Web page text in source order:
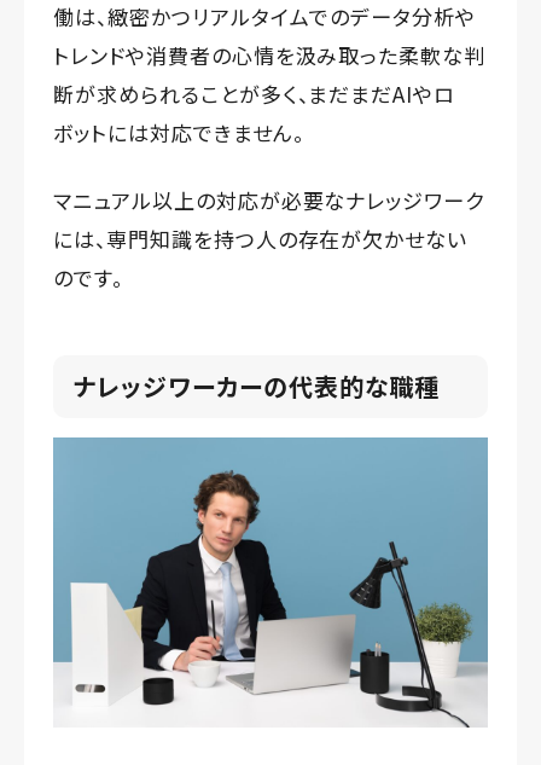
働は、緻密かつリアルタイムでのデータ分析や
トレンドや消費者の心情を汲み取った柔軟な判
断が求められることが多く、まだまだAIやロ
ボットには対応できません。
マニュアル以上の対応が必要なナレッジワーク
には、専門知識を持つ人の存在が欠かせない
のです。
ナレッジワーカーの代表的な職種